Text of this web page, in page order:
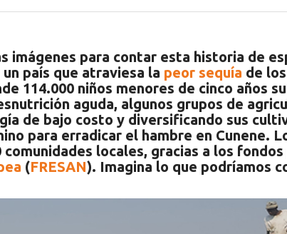
imágenes para contar esta historia de
país que atraviesa la peor sequía de
114.000 niños menores de cinco años
aguda, algunos grupos de
de bajo costo y diversificando sus
para erradicar el hambre en Cunene.
locales, gracias a los
(FRESAN). Imagina lo que podríamos